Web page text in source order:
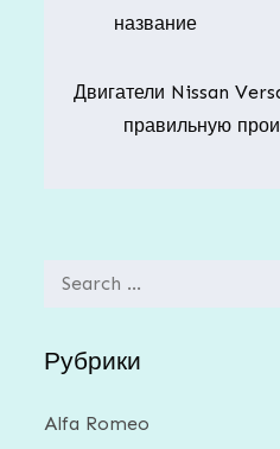
записям
название
Двигатели Nissan
правильную
Search
Рубрики
Alfa Romeo